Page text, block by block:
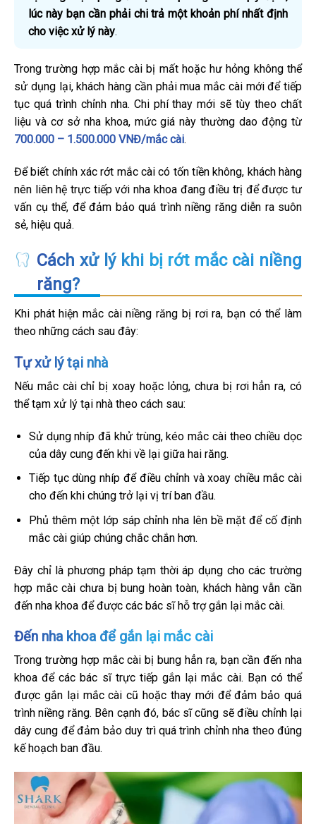
lúc này bạn cần phải chi trả một khoản phí nhất định
cho việc xử lý này.
Trong trường hợp mắc cài bị mất hoặc hư hỏng không thể
sử dụng lại, khách hàng cần phải mua mắc cài mới để tiếp
tục quá trình chỉnh nha. Chi phí thay mới sẽ tùy theo chất
liệu và cơ sở nha khoa, mức giá này thường dao động từ
700.000 – 1.500.000 VNĐ/mắc cài.
Để biết chính xác rớt mắc cài có tốn tiền không, khách hàng
nên liên hệ trực tiếp với nha khoa đang điều trị để được tư
vấn cụ thể, để đảm bảo quá trình niềng răng diễn ra suôn
sẻ, hiệu quả.
Cách xử lý khi bị rớt mắc cài niềng
răng?
Khi phát hiện mắc cài niềng răng bị rơi ra, bạn có thể làm
theo những cách sau đây:
Tự xử lý tại nhà
Nếu mắc cài chỉ bị xoay hoặc lỏng, chưa bị rơi hẳn ra, có
thể tạm xử lý tại nhà theo cách sau:
Sử dụng nhíp đã khử trùng, kéo mắc cài theo chiều dọc
của dây cung đến khi về lại giữa hai răng.
Tiếp tục dùng nhíp để điều chỉnh và xoay chiều mắc cài
cho đến khi chúng trở lại vị trí ban đầu.
Phủ thêm một lớp sáp chỉnh nha lên bề mặt để cố định
mắc cài giúp chúng chắc chắn hơn.
Đây chỉ là phương pháp tạm thời áp dụng cho các trường
hợp mắc cài chưa bị bung hoàn toàn, khách hàng vẫn cần
đến nha khoa để được các bác sĩ hỗ trợ gắn lại mắc cài.
Đến nha khoa để gắn lại mắc cài
Trong trường hợp mắc cài bị bung hẳn ra, bạn cần đến nha
khoa để các bác sĩ trực tiếp gắn lại mắc cài. Bạn có thể
được gắn lại mắc cài cũ hoặc thay mới để đảm bảo quá
trình niềng răng. Bên cạnh đó, bác sĩ cũng sẽ điều chỉnh lại
dây cung để đảm bảo duy trì quá trình chỉnh nha theo đúng
kế hoạch ban đầu.